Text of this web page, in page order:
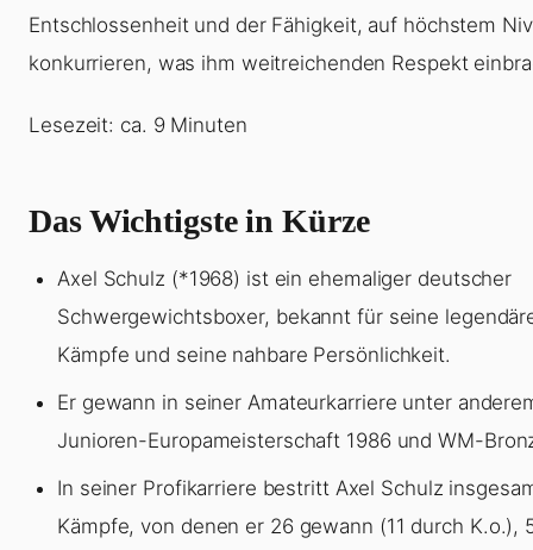
Entschlossenheit und der Fähigkeit, auf höchstem
konkurrieren, was ihm weitreichenden Respekt
Lesezeit: ca. 9 Minuten
Das Wichtigste in Kürze
Axel Schulz (*1968) ist ein ehemaliger deutscher
Schwergewichtsboxer, bekannt für seine
Kämpfe und seine nahbare Persönlichkeit.
Er gewann in seiner Amateurkarriere unter
Junioren-Europameisterschaft 1986 und WM-
In seiner Profikarriere bestritt Axel Schulz
Kämpfe, von denen er 26 gewann (11 durch K.o.),